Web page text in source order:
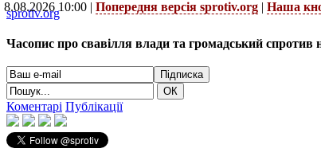
8.08.2026 10:00 | Попередня версія sprotiv.org | Наша
sprotiv.org
Часопис про свавілля влади та громадський спротив
Коментарі Публікації